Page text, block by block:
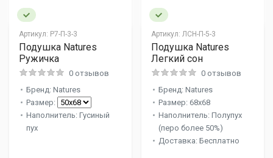
Артикул: Р7-П-3-3
Подушка Natures
Ружичка
0 отзывов
Бренд: Natures
Размер:
Наполнитель: Гусиный
пух
Артикул: ЛСН-П-5-3
Подушка Natures
Легкий сон
0 отзывов
Бренд: Natures
Размер: 68x68
Наполнитель: Полупух
(перо более 50%)
Доставка: Бесплатно